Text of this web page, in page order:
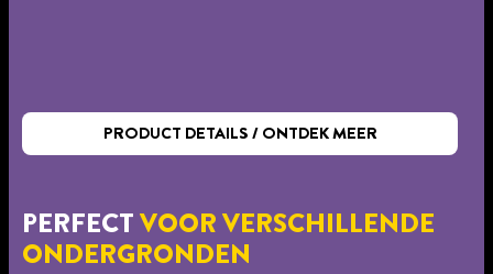
PRODUCT DETAILS / ONTDEK MEER
PERFECTVOOR VERSCHILLENDE
ONDERGRONDEN